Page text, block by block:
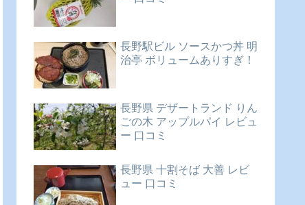
長野駅ビル ソースかつ丼 明
治亭 ボリュームありすぎ！
長野県 デザートランド りん
ごの木 アップルパイ レビュ
ー 口コミ
長野県 十割そば 大善 レビ
ュー 口コミ